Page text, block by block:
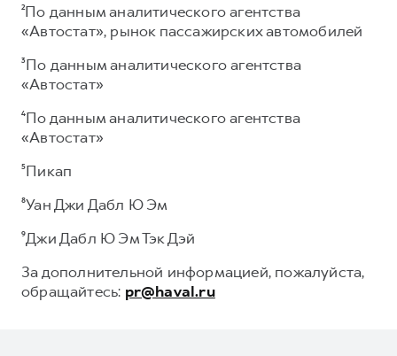
²По данным аналитического агентства
«Автостат», рынок пассажирских автомобилей
³По данным аналитического агентства
«Автостат»
⁴По данным аналитического агентства
«Автостат»
⁵Пикап
⁸Уан Джи Дабл Ю Эм
⁹Джи Дабл Ю Эм Тэк Дэй
За дополнительной информацией, пожалуйста,
обращайтесь: pr@haval.ru